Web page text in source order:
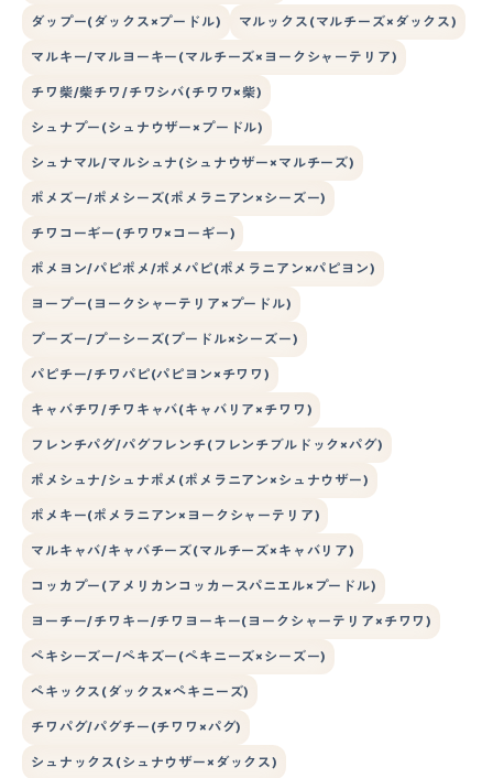
ダップー(ダックス×プードル) マルックス(マルチーズ×ダックス)
マルキー/マルヨーキー(マルチーズ×ヨークシャーテリア)
チワ柴/柴チワ/チワシバ(チワワ×柴)
シュナプー(シュナウザー×プードル)
シュナマル/マルシュナ(シュナウザー×マルチーズ)
ポメズー/ポメシーズ(ポメラニアン×シーズー)
チワコーギー(チワワ×コーギー)
ポメヨン/パピポメ/ポメパピ(ポメラニアン×パピヨン)
ヨープー(ヨークシャーテリア×プードル)
プーズー/プーシーズ(プードル×シーズー)
パピチー/チワパピ(パピヨン×チワワ)
キャバチワ/チワキャバ(キャバリア×チワワ)
フレンチパグ/パグフレンチ(フレンチブルドック×パグ)
ポメシュナ/シュナポメ(ポメラニアン×シュナウザー)
ポメキー(ポメラニアン×ヨークシャーテリア)
マルキャバ/キャバチーズ(マルチーズ×キャバリア)
コッカプー(アメリカンコッカースパニエル×プードル)
ヨーチー/チワキー/チワヨーキー(ヨークシャーテリア×チワワ)
ペキシーズー/ペキズー(ペキニーズ×シーズー)
ペキックス(ダックス×ペキニーズ)
チワパグ/パグチー(チワワ×パグ)
シュナックス(シュナウザー×ダックス)